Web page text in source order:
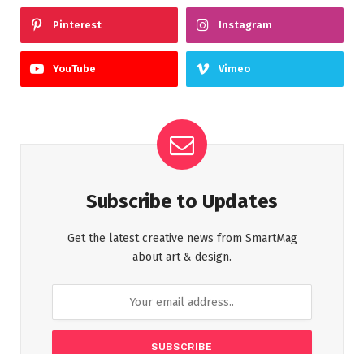
Pinterest Instagram
YouTube Vimeo
Subscribe to Updates
Get the latest creative news from SmartMag
about art & design.